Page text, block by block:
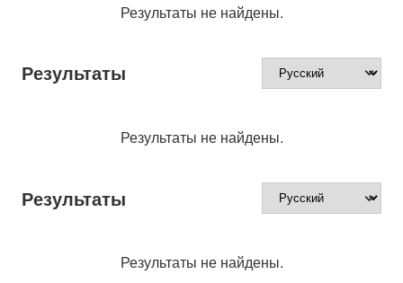
Результаты не найдены.
Результаты
Результаты не найдены.
Результаты
Результаты не найдены.